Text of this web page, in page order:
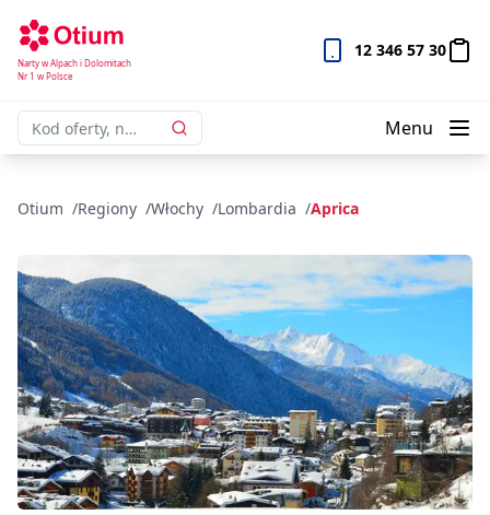
Narty w Alpach i Dolomitach
Nr 1 w Polsce
12 346 57 30
Menu
Otium Regiony Włochy Lombardia Aprica